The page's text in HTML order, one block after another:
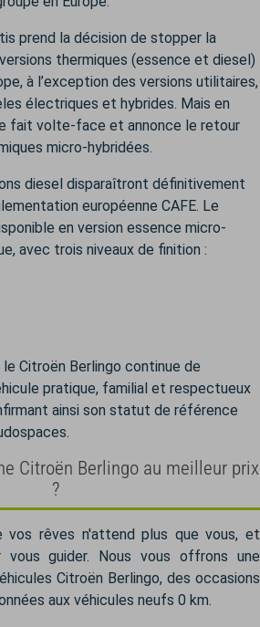
prend la décision de stopper la
thermiques (essence et diesel)
à l’exception des versions utilitaires,
électriques et hybrides. Mais en
fait volte-face et annonce le retour
micro-hybridées.
diesel disparaîtront définitivement
européenne CAFE. Le
en version essence micro-
avec trois niveaux de finition :
Citroën Berlingo continue de
pratique, familial et respectueux
ainsi son statut de référence
Citroën Berlingo au meilleur prix
?
vos rêves n'attend plus que vous, et
guider. Nous vous offrons une
Citroën Berlingo, des occasions
aux véhicules neufs 0 km.